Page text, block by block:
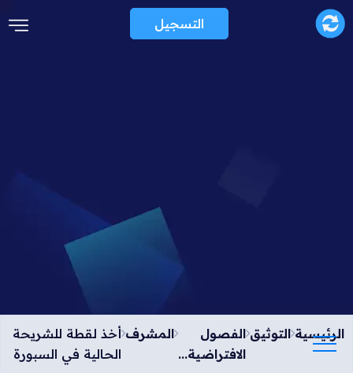
التسجيل
الرئيسية التوثيق الفصول
الافتراضية...
المشرف أخذ لقطة للشريحة
الحالية في السبورة